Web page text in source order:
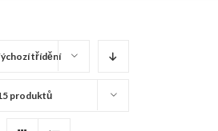
třídění
produktů